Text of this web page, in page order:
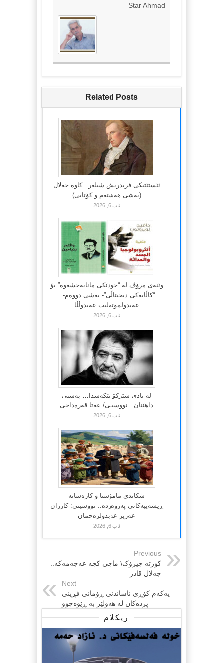
Star Ahmad
Related Posts
ئێستێتیکی فریدریش شیلەر.. کاوە جەلال
(بەشی هەشتەم و کۆتایی)
ئاب 6, 2026
وێنەی مرۆڤ لە “خودێکی مانابەخشەوە” بۆ
“کاڵایەکی دیجیتاڵی”- بەشی دووەم-..
عەبدولموتەلیب عەبدوڵڵا
ئاب 6, 2026
لە یادی شێرکۆ بێکەسدا… پەسنی
داهێنان.. نووسینی/ عەتا قەرەداخی
ئاب 6, 2026
شکاندی مامۆستا و کارەساتە
ڕیشەییەکانی پەروەردە.. نووسینی: کارزان
عەزیز عەبدولرەحمان
ئاب 6, 2026
Previous
کورتە چیرۆک\ ماچی کچە عەجەمەکە..
جەلال قادر
Next
یەکەم کۆڕى ناساندنى ڕۆمانى فڕینى
پردەکان لە هەولێر بە ڕێوەچوو
ریکلام